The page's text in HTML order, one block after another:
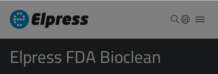
Elpress FDA Bioclean